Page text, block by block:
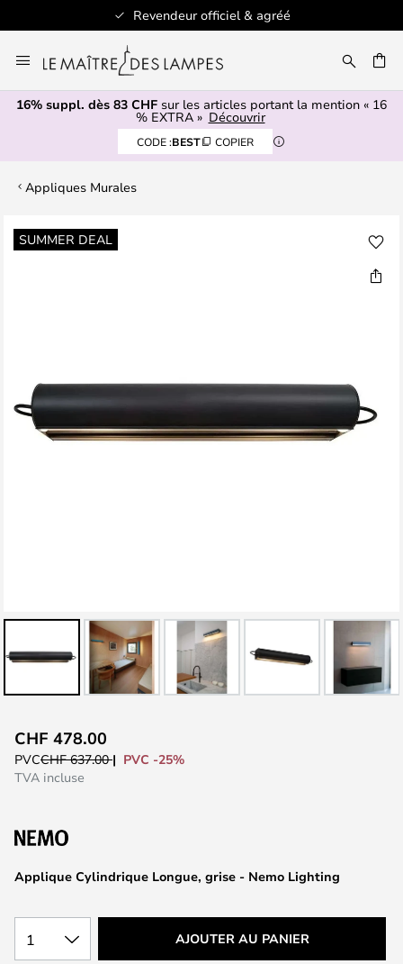
Revendeur officiel & agréé
au
contenu
16% suppl. dès 83 CHF sur les articles portant la mention « 16
% EXTRA » Découvrir
CODE :BEST COPIER
Appliques Murales
SUMMER DEAL
Skip
to
gallery
to
the
the
gallery
Applique Cylindrique Longue, grise - Nemo Lighting
CHF 478.00
PVCCHF 637.00
PVC -25%
TVA incluse
1 AJOUTER AU PANIER